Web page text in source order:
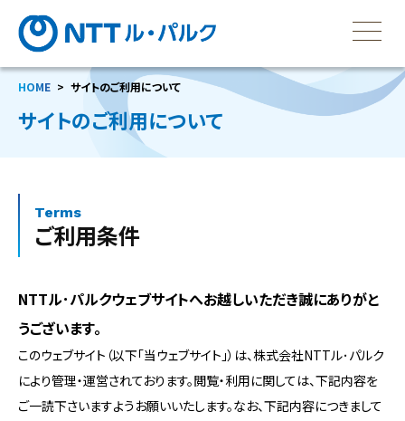
HOME サイトのご利用について
サイトのご利用について
Terms
ご利用条件
NTTル･パルクウェブサイトへお越しいただき誠にありがと
うございます。
このウェブサイト（以下「当ウェブサイト」）は、株式会社NTTル･パルク
により管理・運営されております。閲覧・利用に関しては、下記内容を
ご一読下さいますようお願いいたします。なお、下記内容につきまして